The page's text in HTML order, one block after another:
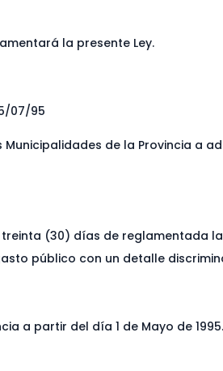
la presente Ley.
07/95
Municipalidades de la Provincia
treinta (30) días de reglamentada
público con un detalle
a partir del día 1 de Mayo de